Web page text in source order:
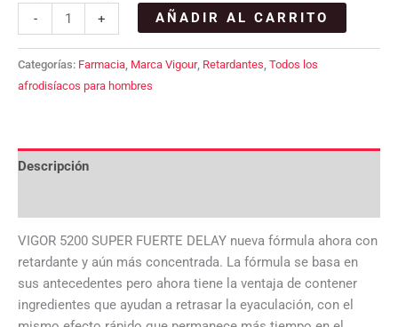
- + AÑADIR AL CARRITO
Categorías: Farmacia, Marca Vigour, Retardantes, Todos los
afrodisíacos para hombres
Descripción
VIGOR 5200 SUPER FUERTE DELAY nueva fórmula ahora con
retardante y aún más concentrada. La fórmula se basa en
sus antecedentes pero ahora tiene la ventaja de contener
ingredientes que ayudan a retrasar la eyaculación, con el